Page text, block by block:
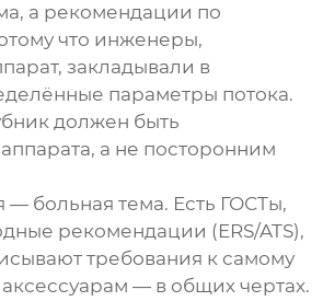
а рекомендации по
что инженеры,
закладывали в
параметры потока.
должен быть
а не посторонним
— больная тема. Есть ГОСТы,
рекомендации (ERS/ATS),
требования к самому
— в общих чертах.